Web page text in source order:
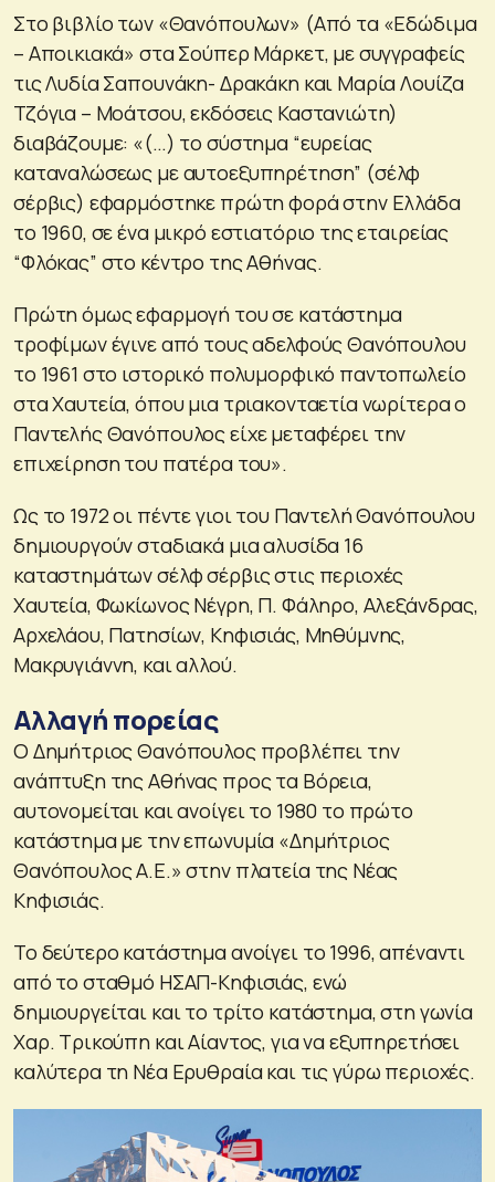
Στο βιβλίο των «Θανόπουλων» (Από τα «Εδώδιμα
– Αποικιακά» στα Σούπερ Μάρκετ, με συγγραφείς
τις Λυδία Σαπουνάκη- Δρακάκη και Μαρία Λουίζα
Τζόγια – Μοάτσου, εκδόσεις Καστανιώτη)
διαβάζουμε: «(…) το σύστημα “ευρείας
καταναλώσεως με αυτοεξυπηρέτηση” (σέλφ
σέρβις) εφαρμόστηκε πρώτη φορά στην Ελλάδα
το 1960, σε ένα μικρό εστιατόριο της εταιρείας
“Φλόκας” στο κέντρο της Αθήνας.
Πρώτη όμως εφαρμογή του σε κατάστημα
τροφίμων έγινε από τους αδελφούς Θανόπουλου
το 1961 στο ιστορικό πολυμορφικό παντοπωλείο
στα Χαυτεία, όπου μια τριακονταετία νωρίτερα ο
Παντελής Θανόπουλος είχε μεταφέρει την
επιχείρηση του πατέρα του».
Ως το 1972 οι πέντε γιοι του Παντελή Θανόπουλου
δημιουργούν σταδιακά μια αλυσίδα 16
καταστημάτων σέλφ σέρβις στις περιοχές
Χαυτεία, Φωκίωνος Νέγρη, Π. Φάληρο, Αλεξάνδρας,
Αρχελάου, Πατησίων, Κηφισιάς, Μηθύμνης,
Μακρυγιάννη, και αλλού.
Αλλαγή πορείας
Ο Δημήτριος Θανόπουλος προβλέπει την
ανάπτυξη της Αθήνας προς τα Βόρεια,
αυτονομείται και ανοίγει το 1980 το πρώτο
κατάστημα με την επωνυμία «Δημήτριος
Θανόπουλος Α.Ε.» στην πλατεία της Νέας
Κηφισιάς.
Το δεύτερο κατάστημα ανοίγει το 1996, απέναντι
από το σταθμό ΗΣΑΠ-Κηφισιάς, ενώ
δημιουργείται και το τρίτο κατάστημα, στη γωνία
Χαρ. Τρικούπη και Αίαντος, για να εξυπηρετήσει
καλύτερα τη Νέα Ερυθραία και τις γύρω περιοχές.